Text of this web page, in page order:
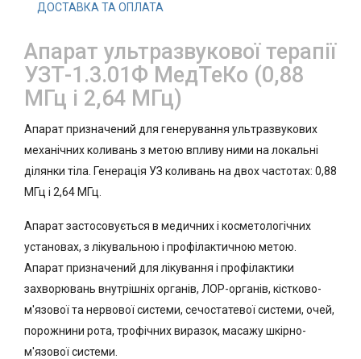
ДОСТАВКА ТА ОПЛАТА
Апарат ультразвукової терапії
УЗТ-1.3.01Ф МедТеКо (0,88
МГц і 2,64 МГц)
Апарат призначений для генерування ультразвукових
механічних коливань з метою впливу ними на локальні
ділянки тіла. Генерація УЗ коливань на двох частотах: 0,88
МГц і 2,64 МГц.
Апарат застосовується в медичних і косметологічних
установах, з лікувальною і профілактичною метою.
Апарат призначений для лікування і профілактики
захворювань внутрішніх органів, ЛОР-органів, кістково-
м'язової та нервової системи, сечостатевої системи, очей,
порожнини рота, трофічних виразок, масажу шкірно-
м'язової системи.